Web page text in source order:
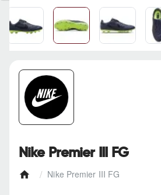
Nike Premier III FG
Nike Premier III FG